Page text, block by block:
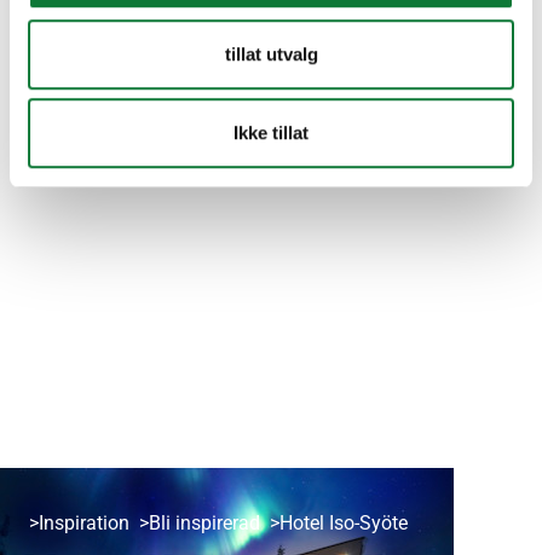
tillat utvalg
Ikke tillat
Inspiration Bli inspirerad Hotel Iso-Syöte